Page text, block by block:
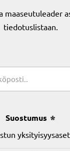
maaseutuleader
tiedotuslistaan.
Suostumus